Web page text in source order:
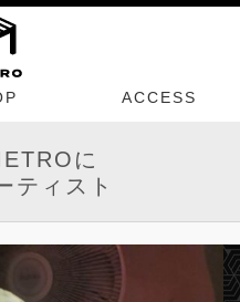
ACCESS
に
ティスト